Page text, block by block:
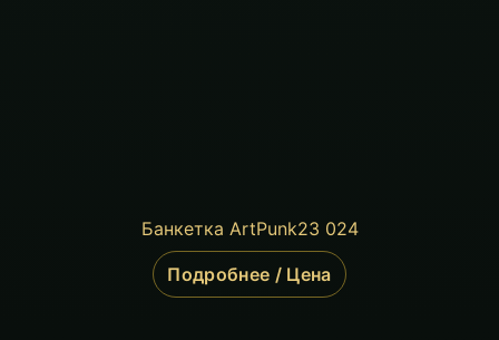
Банкетка ArtPunk23 024
Подробнее / Цена